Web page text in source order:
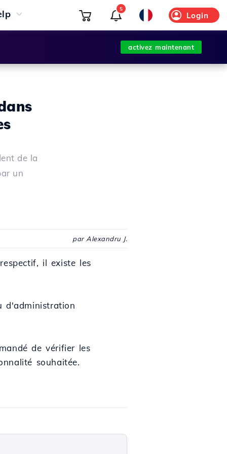
Login
5
activez maintenant
de la
un
par Alexandru J.
il existe les
d'administration
de vérifier les
souhaitée.